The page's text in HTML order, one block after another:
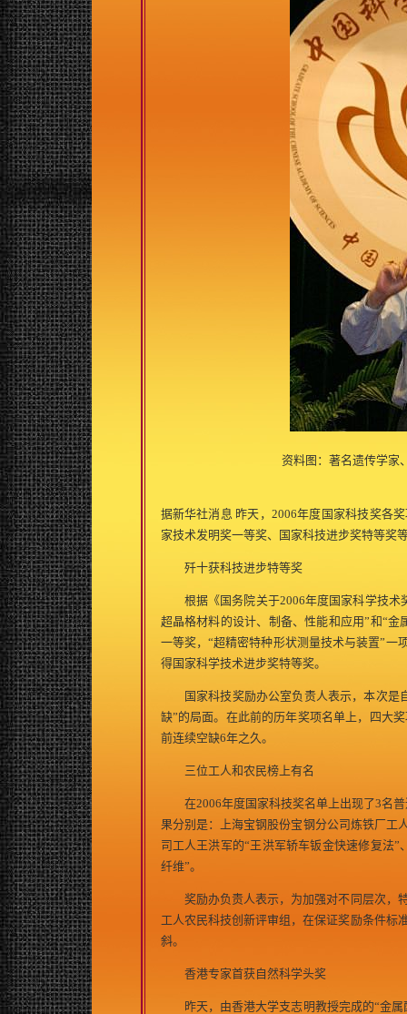
资料图：著名遗传学家
据新华社消息 昨天，2006年度国家科技奖各
家技术发明奖一等奖、国家科技进步奖特等奖
歼十获科技进步特等奖
根据《国务院关于2006年度国家科学技术
超晶格材料的设计、制备、性能和应用”和“
一等奖，“超精密特种形状测量技术与装置”一
得国家科学技术进步奖特等奖。
国家科技奖励办公室负责人表示，本次是
缺”的局面。在此前的历年奖项名单上，四大
前连续空缺6年之久。
三位工人和农民榜上有名
在2006年度国家科技奖名单上出现了3名普
果分别是：上海宝钢股份宝钢分公司炼铁厂工
司工人王洪军的“王洪军轿车钣金快速修复法
纤维”。
奖励办负责人表示，为加强对不同层次，
工人农民科技创新评审组，在保证奖励条件标
斜。
香港专家首获自然科学头奖
昨天，由香港大学支志明教授完成的“金属